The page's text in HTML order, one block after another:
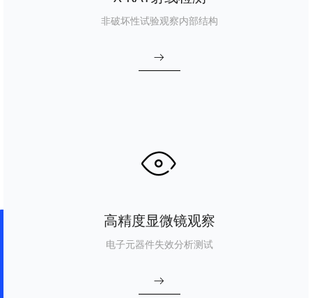
高精度显微镜观察
电子元器件失效分析测试
ꁹ
ꁖ
ꁹ
非破坏性试验观察内部结构